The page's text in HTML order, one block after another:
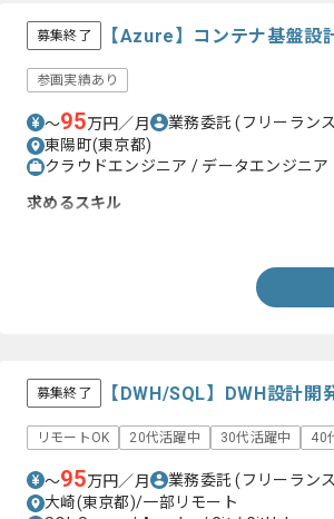
募集終了 【Azure】コンテナ基盤設
参画実績あり
〜95万円／月 業務委託(フリーラン
東陽町(東京都)
クラウドエンジニア / データエンジニア
求めるスキル
募集終了 【DWH/SQL】DWH設計
リモートOK 20代活躍中 30代活躍中 40
〜95万円／月 業務委託(フリーラン
大崎(東京都)/一部リモート